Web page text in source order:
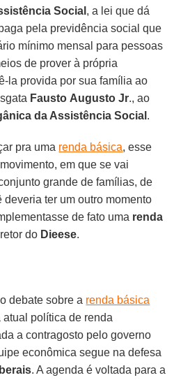
Social , a lei que dá
pela previdência social que
mínimo mensal para pessoas
de prover à própria
la provida por sua família ao
Fausto Augusto Jr., ao
da Assistência Social .
pra uma renda básica, esse
em que se vai
grande de famílias, de
deveria ter um outro momento
de fato uma renda
do Dieese.
debate sobre a renda básica
política de renda
a contragosto pelo governo
econômica segue na defesa
. A agenda é voltada para a